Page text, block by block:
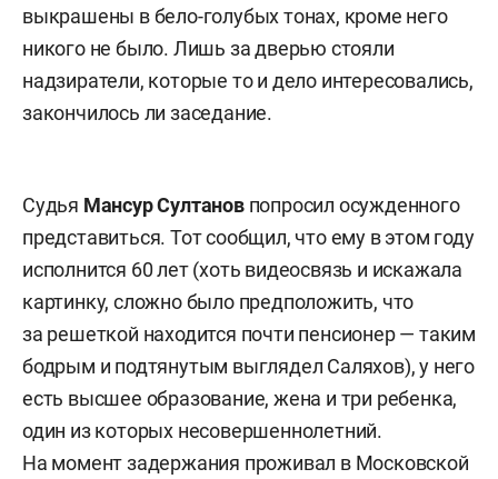
выкрашены в бело-голубых тонах, кроме него
никого не было. Лишь за дверью стояли
надзиратели, которые то и дело интересовались,
закончилось ли заседание.
Судья Мансур Султановпопросил осужденного
представиться. Тот сообщил, что ему в этом году
исполнится 60 лет (хоть видеосвязь и искажала
картинку, сложно было предположить, что
за решеткой находится почти пенсионер — таким
бодрым и подтянутым выглядел Саляхов), у него
есть высшее образование, жена и три ребенка,
один из которых несовершеннолетний.
На момент задержания проживал в Московской